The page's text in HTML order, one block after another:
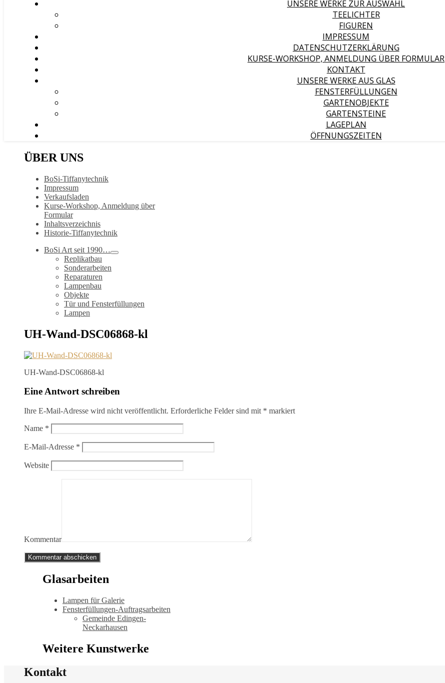
UNSERE WERKE ZUR AUSWAHL
TEELICHTER
FIGUREN
IMPRESSUM
DATENSCHUTZERKLÄRUNG
KURSE-WORKSHOP, ANMELDUNG ÜBER FORMULAR
KONTAKT
UNSERE WERKE AUS GLAS
FENSTERFÜLLUNGEN
GARTENOBJEKTE
GARTENSTEINE
LAGEPLAN
ÖFFNUNGSZEITEN
ÜBER UNS
BoSi-Tiffanytechnik
Impressum
Verkaufsladen
Kurse-Workshop, Anmeldung über
Formular
Inhaltsverzeichnis
Historie-Tiffanytechnik
BoSi Art seit 1990…
Replikatbau
Sonderarbeiten
Reparaturen
Lampenbau
Objekte
Tür und Fensterfüllungen
Lampen
UH-Wand-DSC06868-kl
UH-Wand-DSC06868-kl
Eine Antwort schreiben
Ihre E-Mail-Adresse wird nicht veröffentlicht. Erforderliche Felder sind mit * markiert
Name *
E-Mail-Adresse *
Website
Kommentar
Glasarbeiten
Lampen für Galerie
Fensterfüllungen-Auftragsarbeiten
Gemeinde Edingen-
Neckarhausen
Weitere Kunstwerke
Kontakt